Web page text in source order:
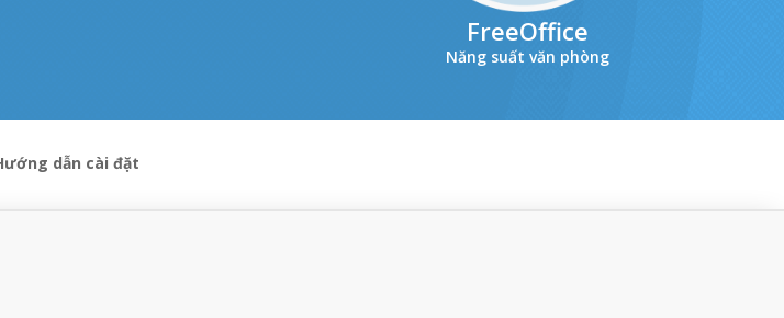
FreeOffice
Năng suất văn phòng
dẫn cài đặt